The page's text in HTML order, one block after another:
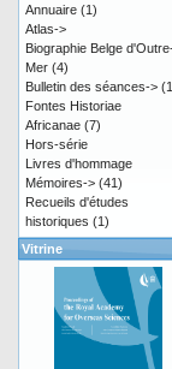
Annuaire (1)
Atlas->
Biographie Belge
Mer (4)
Bulletin des séances->
Fontes Historiae
Africanae (7)
Hors-série
Livres d'hommage
Mémoires-> (41)
Recueils d'études
historiques (1)
Vitrine